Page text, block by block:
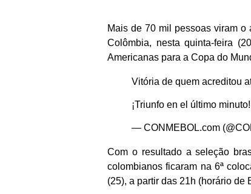
Mais de 70 mil pessoas viram
Colômbia, nesta quinta-feira
Americanas para a Copa do
Vitória de quem acreditou
¡Triunfo en el último
— CONMEBOL.com
Com o resultado a seleção
colombianos ficaram na 6ª
(25), a partir das 21h (horário de